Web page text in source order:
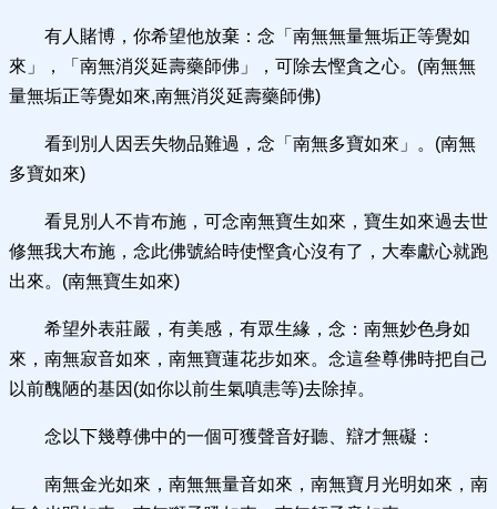
有人賭博，你希望他放棄：念「南無無量無垢正等覺如
來」，「南無消災延壽藥師佛」，可除去慳貪之心。(南無無
量無垢正等覺如來,南無消災延壽藥師佛)
看到別人因丟失物品難過，念「南無多寶如來」。(南無
多寶如來)
看見別人不肯布施，可念南無寶生如來，寶生如來過去世
修無我大布施，念此佛號給時使慳貪心沒有了，大奉獻心就跑
出來。(南無寶生如來)
希望外表莊嚴，有美感，有眾生緣，念：南無妙色身如
來，南無寂音如來，南無寶蓮花步如來。念這叄尊佛時把自己
以前醜陋的基因(如你以前生氣嗔恚等)去除掉。
念以下幾尊佛中的一個可獲聲音好聽、辯才無礙：
南無金光如來，南無無量音如來，南無寶月光明如來，南